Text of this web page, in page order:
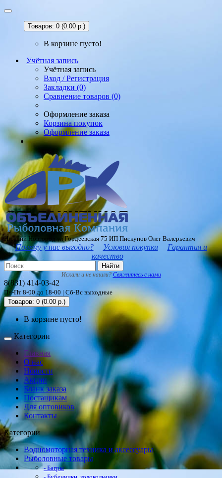
Товаров: 0 (0.00 р.)
В корзине пусто!
Учётная запись
Учётная запись
Вход / Регистрация
Закладки (0)
Сравнение товаров (0)
Оформление заказа
Корзина покупок
Оформление заказа
Нижний Новгород ул Гордеевская 75 ИП Пискунов Олег Валерьевич
Почему у нас выгодно? Условия покупки
Гарантия и
качество
Найти
Искали и не нашли? Свяжитесь с нами
8(831) 414-03-42
Пн-Пт 8-00 до 18-00 | Сб-Вс выходные
Товаров: 0 (0.00 р.)
В корзине пусто!
Категории
Главная
О нас
Новости
Акции
Бланк заказа
Постащикам
Для оптовиков
Контакты
Категории
Водномоторная техника и аксессуары
Рыболовные товары
- Багры